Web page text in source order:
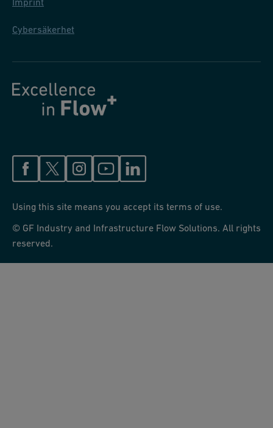
Cybersäkerhet
Using this site means you accept its terms of use.
© GF Industry and Infrastructure Flow Solutions. All rights
reserved.